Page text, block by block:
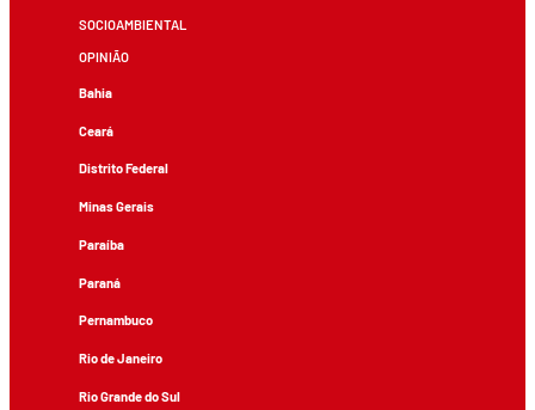
SOCIOAMBIENTAL
OPINIÃO
Bahia
Ceará
Distrito Federal
Minas Gerais
Paraíba
Paraná
Pernambuco
Rio de Janeiro
Rio Grande do Sul